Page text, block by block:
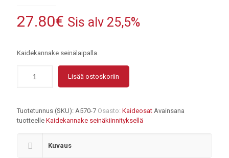
27.80€ Sis alv 25,5%
Kaidekannake seinälaipalla.
Lisää ostoskoriin
Tuotetunnus (SKU): A570-7 Osasto: Kaideosat Avainsana
tuotteelle Kaidekannake seinäkiinnityksellä
Kuvaus